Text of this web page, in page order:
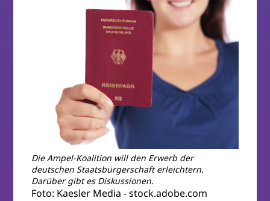
Die Ampel-Koalition will den Erwerb der
deutschen Staatsbürgerschaft erleichtern.
Darüber gibt es Diskussionen.
Foto: Kaesler Media - stock.adobe.com